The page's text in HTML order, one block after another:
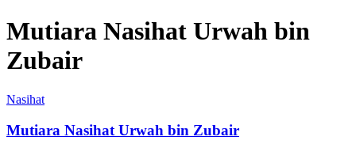
Mutiara Nasihat Urwah bin
Zubair
Nasihat
Mutiara Nasihat Urwah bin Zubair